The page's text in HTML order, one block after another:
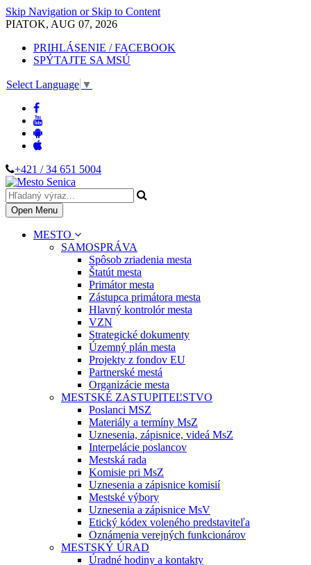
Skip Navigation or Skip to Content
PIATOK, AUG 07, 2026
PRIHLÁSENIE / FACEBOOK
SPÝTAJTE SA MSÚ
Select Language ▼
+421 / 34 651 5004
Open Menu
MESTO
SAMOSPRÁVA
Spôsob zriadenia mesta
Štatút mesta
Primátor mesta
Zástupca primátora mesta
Hlavný kontrolór mesta
VZN
Strategické dokumenty
Územný plán mesta
Projekty z fondov EU
Partnerské mestá
Organizácie mesta
MESTSKÉ ZASTUPITEĽSTVO
Poslanci MSZ
Materiály a termíny MsZ
Uznesenia, zápisnice, videá MsZ
Interpelácie poslancov
Mestská rada
Komisie pri MsZ
Uznesenia a zápisnice komisií
Mestské výbory
Uznesenia a zápisnice MsV
Etický kódex voleného predstaviteľa
Oznámenia verejných funkcionárov
MESTSKÝ ÚRAD
Úradné hodiny a kontakty